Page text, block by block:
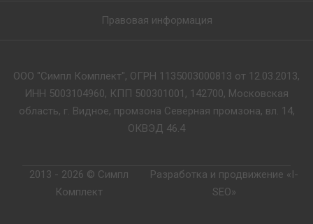
Правовая информация
ООО "Симпл Комплект", ОГРН 1135003000813 от 12.03.2013,
ИНН 5003104960, КПП 500301001, 142700, Московская
область, г. Видное, промзона Северная промзона, вл. 14,
ОКВЭД 46.4
2013 - 2026 © Симпл
Комплект
Разработка и продвижение «I-
SEO»